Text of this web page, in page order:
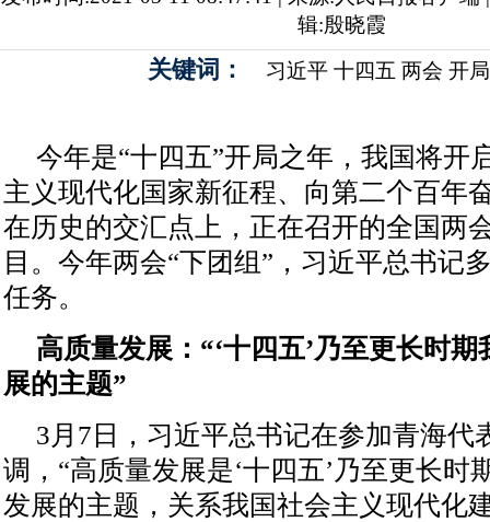
辑:殷晓霞
关键词： 习近平 十四五 两会 开局
今年是“十四五”开局之年，我国将开
主义现代化国家新征程、向第二个百年
在历史的交汇点上，正在召开的全国两
目。今年两会“下团组”，习近平总书记
任务。
高质量发展：“‘十四五’乃至更长时
展的主题”
3月7日，习近平总书记在参加青海代
调，“高质量发展是‘十四五’乃至更长时
发展的主题，关系我国社会主义现代化